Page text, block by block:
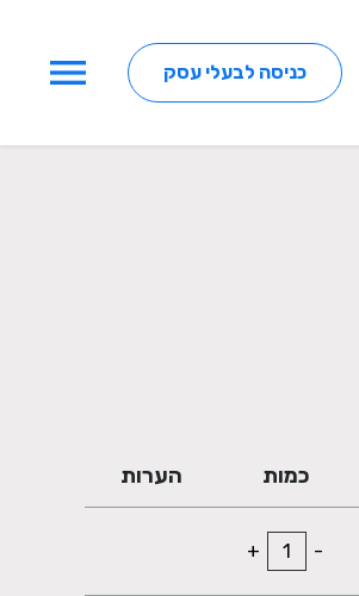
כניסה לבעלי עסק menu
כמות הערות
-
+